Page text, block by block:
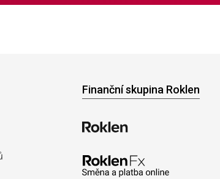
Finanční skupina Roklen